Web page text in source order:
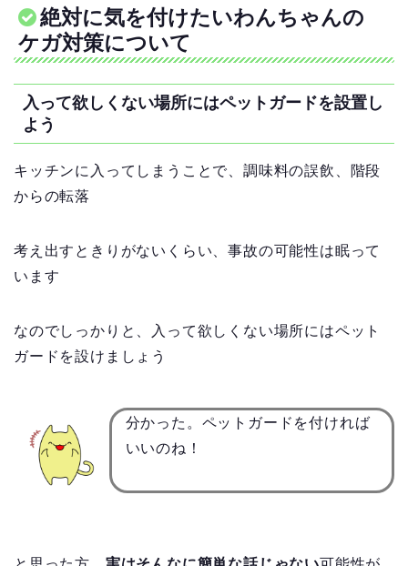
絶対に気を付けたいわんちゃんの
ケガ対策について
入って欲しくない場所にはペットガードを設置し
よう
キッチンに入ってしまうことで、調味料の誤飲、階段
からの転落
考え出すときりがないくらい、事故の可能性は眠って
います
なのでしっかりと、入って欲しくない場所にはペット
ガードを設けましょう
分かった。ペットガードを付ければ
いいのね！